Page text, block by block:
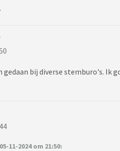
bij diverse stemburo's. Ik
11-2024 om 21:50: